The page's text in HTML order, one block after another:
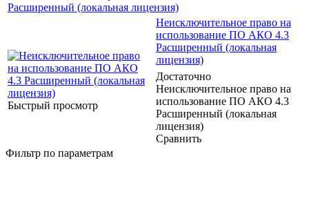
Расширенный (локальная лицензия)
Быстрый просмотр
Неисключительное право на
использование ПО АКО 4.3
Расширенный (локальная
лицензия)
Достаточно
Неисключительное право на
использование ПО АКО 4.3
Расширенный (локальная
лицензия)
Сравнить
Фильтр по параметрам